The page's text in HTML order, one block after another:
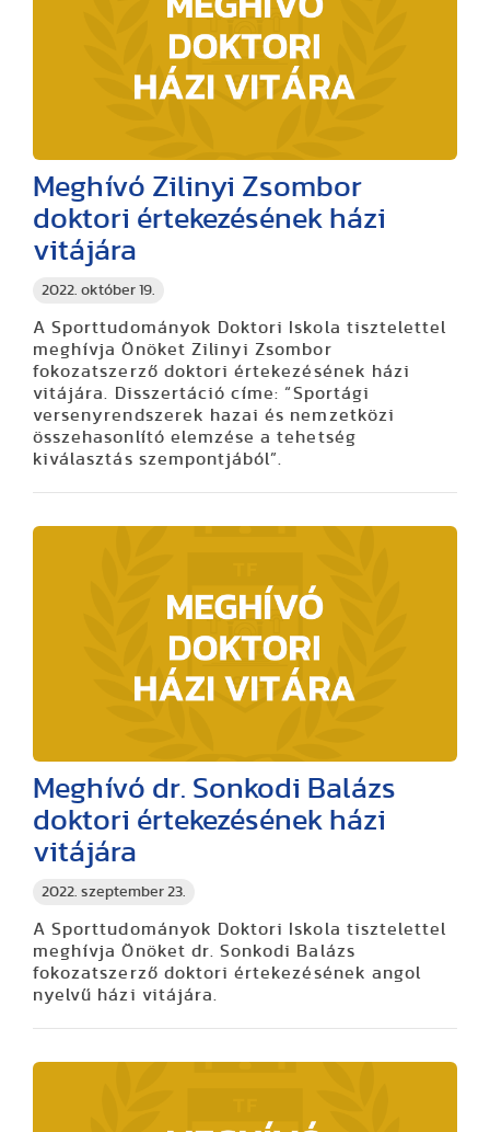
2022. október 19.
Meghívó Zilinyi Zsombor
doktori értekezésének házi
vitájára
A Sporttudományok Doktori Iskola tisztelettel
meghívja Önöket Zilinyi Zsombor
fokozatszerző doktori értekezésének házi
vitájára. Disszertáció címe: “Sportági
versenyrendszerek hazai és nemzetközi
összehasonlító elemzése a tehetség
kiválasztás szempontjából”.
2022. szeptember 23.
Meghívó dr. Sonkodi Balázs
doktori értekezésének házi
vitájára
A Sporttudományok Doktori Iskola tisztelettel
meghívja Önöket dr. Sonkodi Balázs
fokozatszerző doktori értekezésének angol
nyelvű házi vitájára.